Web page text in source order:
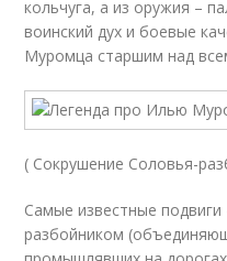
кольчуга, а из оружия –
воинский дух и боевые
Муромца старшим над
( Сокрушение Соловья-
Самые известные
разбойником